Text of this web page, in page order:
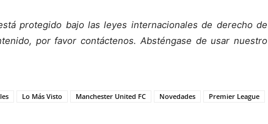
protegido bajo las leyes internacionales de derecho de
por favor contáctenos. Absténgase de usar nuestro
Lo Más Visto Manchester United FC Novedades
Premier League